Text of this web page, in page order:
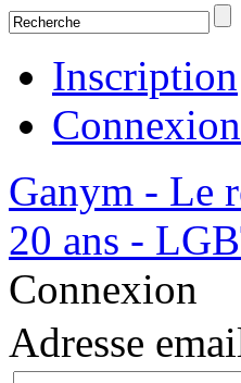
Inscription
Connexion
Ganym - Le
20 ans -
Connexion
Adresse